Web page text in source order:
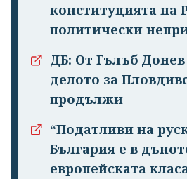
конституцията на
политически
ДБ: От Гълъб
делото за
продължи
“Податливи на
България е в
европейската